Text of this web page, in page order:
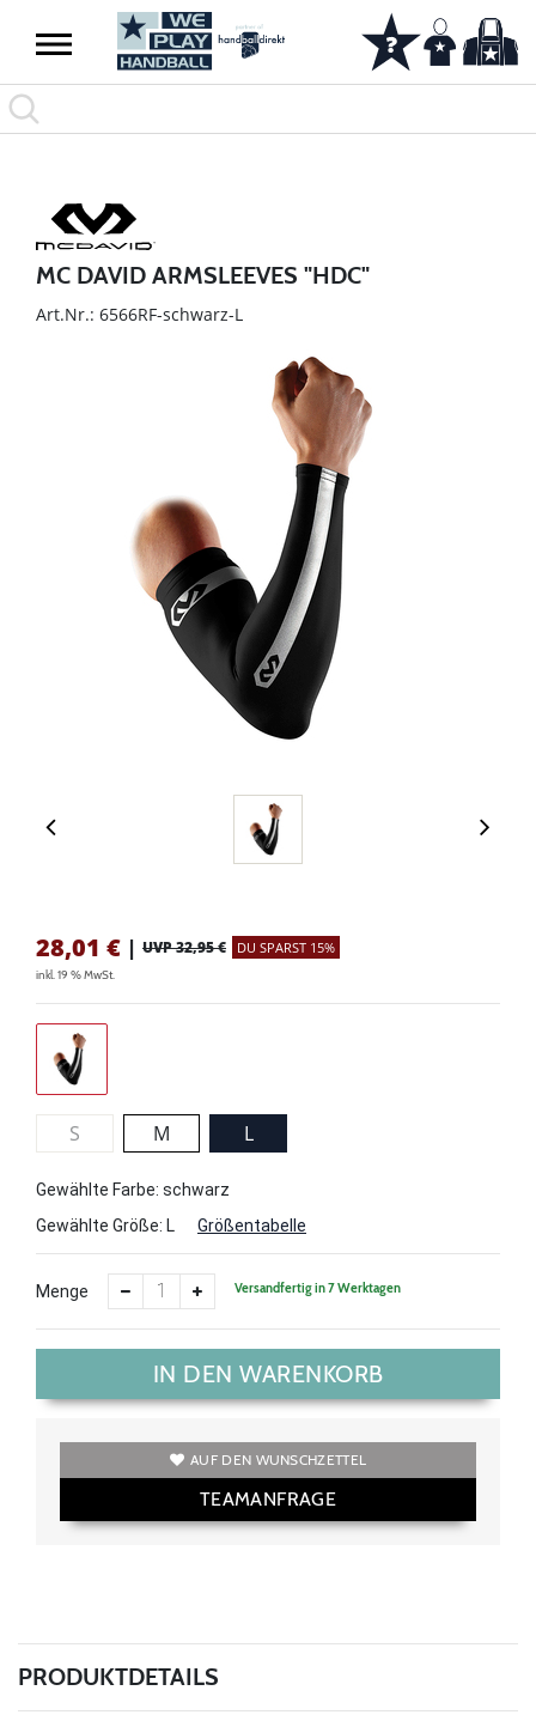
MC DAVID ARMSLEEVES "HDC"
Art.Nr.: 6566RF-schwarz-L
28,01 € | UVP 32,95 € DU SPARST 15%
inkl. 19 % MwSt.
S M L
Gewählte Farbe: schwarz
Gewählte Größe: L Größentabelle
Menge Versandfertig in 7 Werktagen
IN DEN WARENKORB
AUF DEN WUNSCHZETTEL
TEAMANFRAGE
PRODUKTDETAILS